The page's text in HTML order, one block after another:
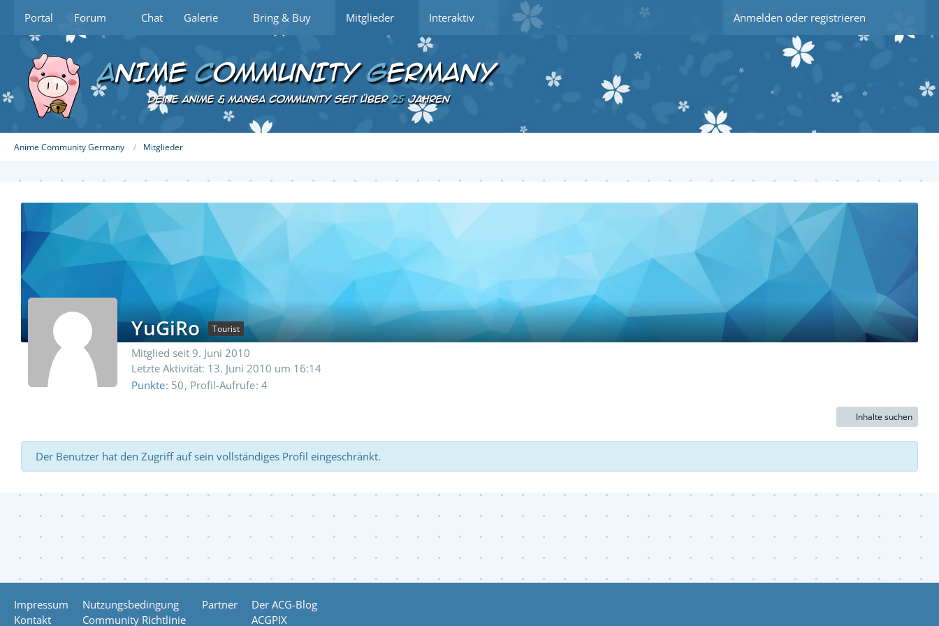
Portal Forum Chat Galerie Bring & Buy Mitglieder Interaktiv Anmelden oder registrieren
Anime Community Germany Mitglieder
YuGiRo Tourist
Mitglied seit 9. Juni 2010
Letzte Aktivität: 13. Juni 2010 um 16:14
Punkte 50 Profil-Aufrufe 4
Inhalte suchen
Der Benutzer hat den Zugriff auf sein vollständiges Profil eingeschränkt.
Impressum
Kontakt
Nutzungsbedingung
Community Richtlinie
Partner
Der ACG-Blog
ACGPIX